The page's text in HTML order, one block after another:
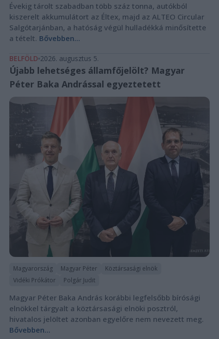
Évekig tárolt szabadban több száz tonna, autókból
kiszerelt akkumulátort az Éltex, majd az ALTEO Circular
Salgótarjánban, a hatóság végül hulladékká minősítette
a tételt. Bővebben...
BELFÖLD 2026. augusztus 5.
Újabb lehetséges államfőjelölt? Magyar
Péter Baka Andrással egyeztetett
Magyarország Magyar Péter
Köztársasági elnök
Vidéki Prókátor
Polgár Judit
Magyar Péter Baka András korábbi legfelsőbb bírósági
elnökkel tárgyalt a köztársasági elnöki posztról,
hivatalos jelöltet azonban egyelőre nem nevezett meg.
Bővebben...